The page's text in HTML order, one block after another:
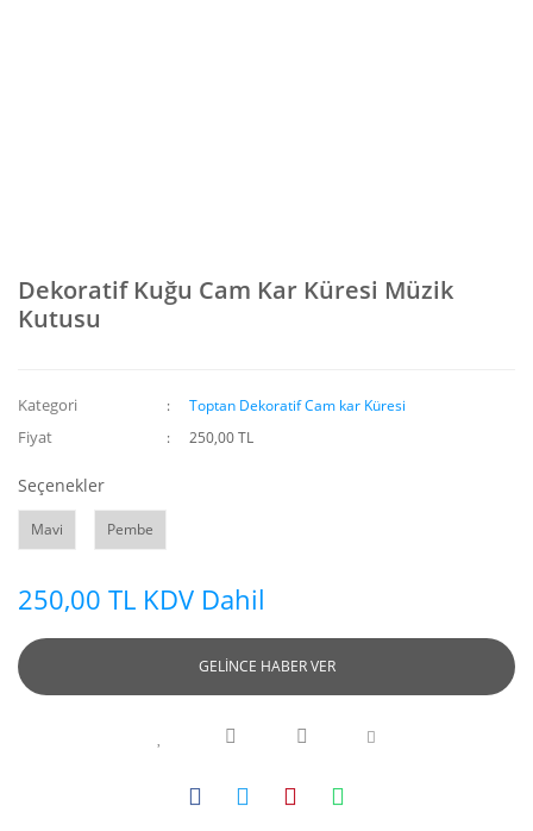
Dekoratif Kuğu Cam Kar Küresi Müzik
Kutusu
Kategori Toptan Dekoratif Cam kar Küresi
Fiyat 250,00 TL
Seçenekler
Mavi Pembe
250,00 TL KDV Dahil
GELİNCE HABER VER